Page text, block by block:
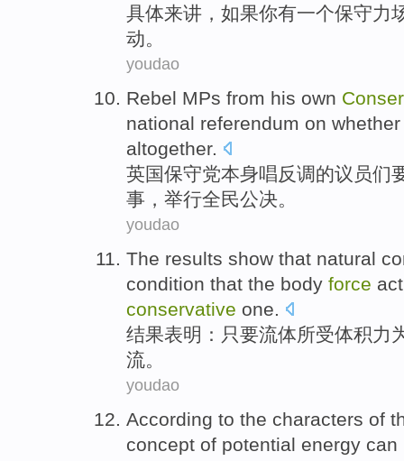
具体来讲 ， 如果你有一个保守力
动。
youdao
Rebel MPs from his own
national referendum on whether
altogether.
英国保守党本身唱反调的议员们
事，举行全民公决。
youdao
The results show that natural
condition that the body force
conservative one.
结果表明 ：只要流体所受体积力
流。
youdao
According to the characters of
concept of potential energy can